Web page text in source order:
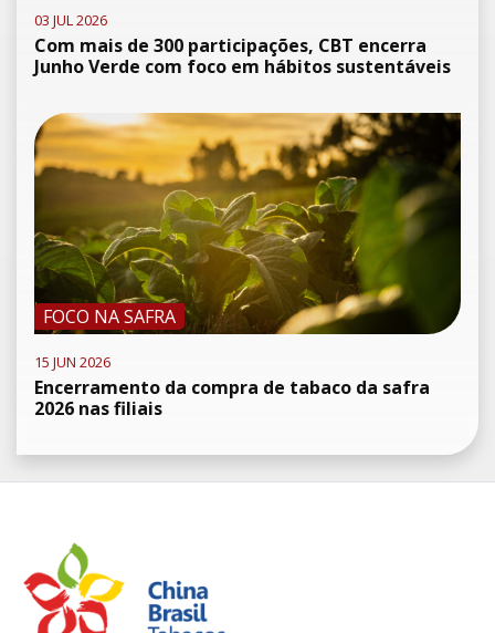
03 JUL 2026
Com mais de 300 participações, CBT encerra
Junho Verde com foco em hábitos sustentáveis
FOCO NA SAFRA
15 JUN 2026
Encerramento da compra de tabaco da safra
2026 nas filiais